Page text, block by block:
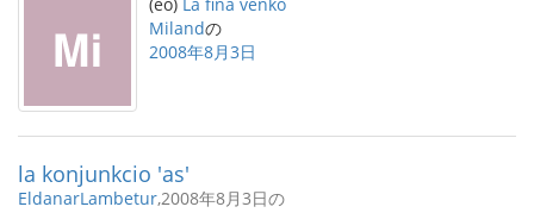
Milandの
2008年8月3日
la konjunkcio 'as'
EldanarLambetur,2008年8月3日の